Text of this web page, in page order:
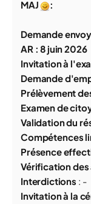
MAJ :
Demande
AR : 8 juin 2026
Invitation à
Demande
Prélèvement
Examen de
Validation du
Compétences
Présence
Vérification
Interdictions : -
Invitation à la